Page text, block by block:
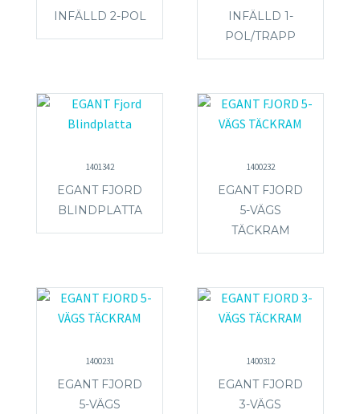
INFÄLLD 2-POL
INFÄLLD 1-
POL/TRAPP
1401342
EGANT FJORD
BLINDPLATTA
1400232
EGANT FJORD
5-VÄGS
TÄCKRAM
1400231
EGANT FJORD
5-VÄGS
1400312
EGANT FJORD
3-VÄGS